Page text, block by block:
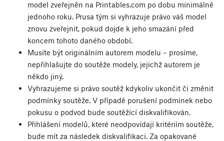
model zveřejněn na Printables.com po dobu minimálně
jednoho roku. Prusa tým si vyhrazuje právo váš model
znovu zveřejnit, pokud dojde k jeho smazání před
koncem tohoto daného období.
Musíte být originálním autorem modelu – prosíme,
nepřihlašujte do soutěže modely, jejichž autorem je
někdo jiný.
Vyhrazujeme si právo soutěž kdykoliv ukončit či změnit
podmínky soutěže. V případě porušení podmínek nebo
pokusu o podvod bude soutěžící diskvalifikován.
Přihlášení modelů, které neodpovídají kritériím soutěže,
bude mít za následek diskvalifikaci. Za opakované